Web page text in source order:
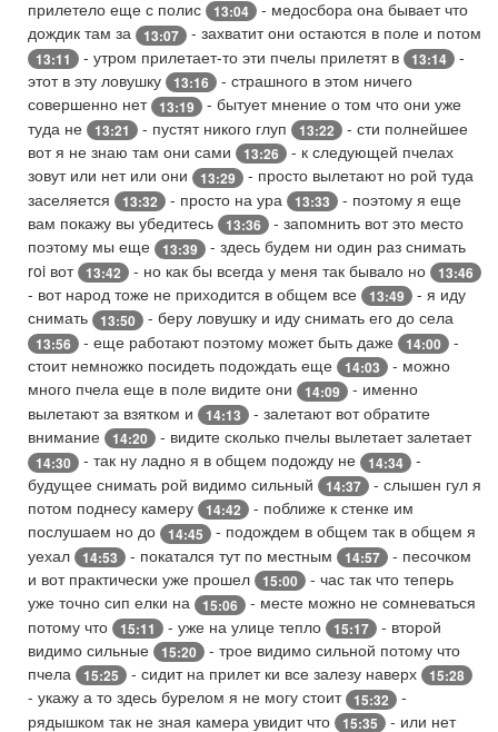
прилетело еще с полис
13:04
- медосбора она бывает что
дождик там за
13:07 - захватит они остаются в поле и потом
13:11 - утром прилетает-то эти пчелы прилетят в 13:14
-
этот в эту ловушку
13:16
- страшного в этом ничего
совершенно нет 13:19
- бытует мнение о том что они уже
туда не
13:21 - пустят никого глуп 13:22
- сти полнейшее
вот я не знаю там они сами
13:26
- к следующей пчелах
зовут или нет или они
13:29
- просто вылетают но рой туда
заселяется
13:32 - просто на ура 13:33
- поэтому я еще
вам покажу вы убедитесь
13:36
- запомнить вот это место
поэтому мы еще
13:39
- здесь будем ни один раз снимать
roi вот 13:42 - но как бы всегда у меня так бывало но 13:46
- вот народ тоже не приходится в общем все 13:49
- я иду
снимать
13:50 - беру ловушку и иду снимать его до села
13:56 - еще работают поэтому может быть даже 14:00
-
стоит немножко посидеть подождать еще
14:03
- можно
много пчела еще в поле видите они
14:09
- именно
вылетают за взятком и
14:13
- залетают вот обратите
внимание
14:20 - видите сколько пчелы вылетает залетает
14:30 - так ну ладно я в общем подожду не 14:34
-
будущее снимать рой видимо сильный
14:37
- слышен гул я
потом поднесу камеру
14:42
- поближе к стенке им
послушаем но до
14:45
- подождем в общем так в общем я
уехал
14:53 - покатался тут по местным 14:57
- песочком
и вот практически уже прошел
15:00
- час так что теперь
уже точно сип елки на
15:06
- месте можно не сомневаться
потому что
15:11 - уже на улице тепло 15:17
- второй
видимо сильные
15:20
- трое видимо сильной потому что
пчела
15:25 - сидит на прилет ки все залезу наверх 15:28
- укажу а то здесь бурелом я не могу стоит 15:32
-
рядышком так не зная камера увидит что
15:35 - или нет